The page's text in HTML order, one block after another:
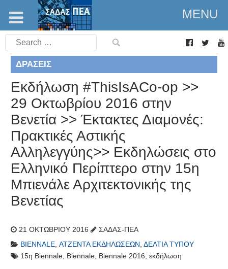
MENU
Search
for:
ΔΡΆΣΕΙΣ
Εκδήλωση #ThisIsACo-op >>
29 Οκτωβρίου 2016 στην
Βενετία >> Έκτακτες Διαμονές:
Πρακτικές Αστικής
Αλληλεγγύης>> Εκδηλώσεις στο
Ελληνικό Περίπτερο στην 15η
Μπιενάλε Αρχιτεκτονικής της
Βενετίας
21 ΟΚΤΩΒΡΊΟΥ 2016
ΣΑΔΑΣ-ΠΕΑ
BIENNALE, ΑΤΖΈΝΤΑ ΕΚΔΗΛΏΣΕΩΝ , ΔΕΛΤΊΑ ΤΎΠΟΥ
15η Biennale, Biennale, Biennale 2016, εκδήλωση